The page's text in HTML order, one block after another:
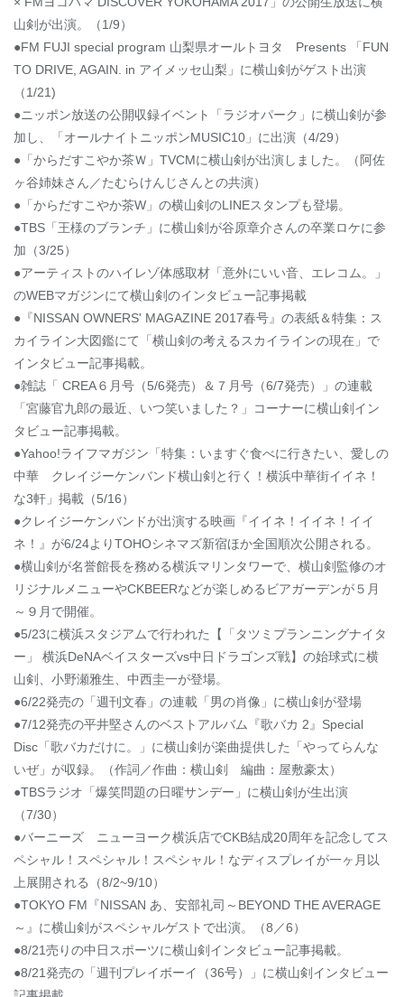
山剣が出演。（1/9）
●FM FUJI special program 山梨県オールトヨタ Presents 「FUN
TO DRIVE, AGAIN. in アイメッセ山梨」に横山剣がゲスト出演
（1/21)
●ニッポン放送の公開収録イベント「ラジオパーク」に横山剣が参
加し、「オールナイトニッポンMUSIC10」に出演（4/29）
●「からだすこやか茶Ｗ」TVCMに横山剣が出演しました。（阿佐
ヶ谷姉妹さん／たむらけんじさんとの共演）
●「からだすこやか茶W」の横山剣のLINEスタンプも登場。
●TBS「王様のブランチ」に横山剣が谷原章介さんの卒業ロケに参
加（3/25）
●アーティストのハイレゾ体感取材「意外にいい音、エレコム。」
のWEBマガジンにて横山剣のインタビュー記事掲載
●『NISSAN OWNERS' MAGAZINE 2017春号』の表紙＆特集：ス
カイライン大図鑑にて「横山剣の考えるスカイラインの現在」で
インタビュー記事掲載。
●雑誌「 CREA６月号（5/6発売）＆７月号（6/7発売）」の連載
「宮藤官九郎の最近、いつ笑いました？」コーナーに横山剣イン
タビュー記事掲載。
●Yahoo!ライフマガジン「特集：いますぐ食べに行きたい、愛しの
中華 クレイジーケンバンド横山剣と行く！横浜中華街イイネ！
な3軒」掲載（5/16）
●クレイジーケンバンドが出演する映画『イイネ！イイネ！イイ
ネ！』が6/24よりTOHOシネマズ新宿ほか全国順次公開される。
●横山剣が名誉館長を務める横浜マリンタワーで、横山剣監修のオ
リジナルメニューやCKBEERなどが楽しめるビアガーデンが５月
～９月で開催。
●5/23に横浜スタジアムで行われた【「タツミプランニングナイタ
ー」 横浜DeNAベイスターズvs中日ドラゴンズ戦】の始球式に横
山剣、小野瀬雅生、中西圭一が登場。
●6/22発売の「週刊文春」の連載「男の肖像」に横山剣が登場
●7/12発売の平井堅さんのベストアルバム『歌バカ 2』Special
Disc「歌バカだけに。」に横山剣が楽曲提供した「やってらんな
いぜ」が収録。（作詞／作曲：横山剣 編曲：屋敷豪太）
●TBSラジオ「爆笑問題の日曜サンデー」に横山剣が生出演
（7/30）
●バーニーズ ニューヨーク横浜店でCKB結成20周年を記念してス
ペシャル！スペシャル！スペシャル！なディスプレイが一ヶ月以
上展開される（8/2~9/10）
●TOKYO FM『NISSAN あ、安部礼司～BEYOND THE AVERAGE
～』に横山剣がスペシャルゲストで出演。（8／6）
●8/21売りの中日スポーツに横山剣インタビュー記事掲載。
●8/21発売の「週刊プレイボーイ（36号）」に横山剣インタビュー